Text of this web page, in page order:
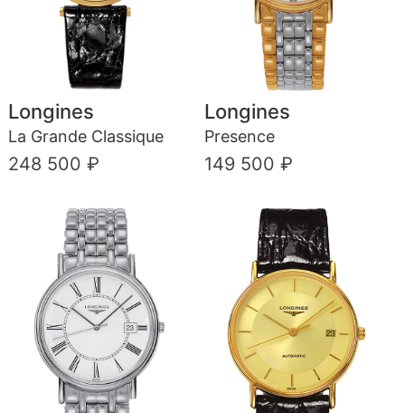
Longines
La Grande Classique
248 500 ₽
Longines
Presence
149 500 ₽